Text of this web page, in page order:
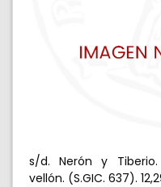
s/d. Nerón y
vellón. (S.GIC. 637).